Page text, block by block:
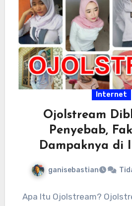
Internet
Ojolstream
Penyebab,
Dampaknya di
ganisebastian
Apa Itu Ojolstream?